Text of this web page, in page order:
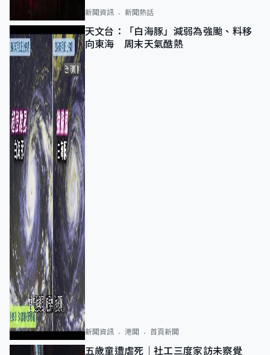
新聞資訊 新聞熱話
天文台：「白海豚」減弱為強颱、料移
向東海 周末天氣酷熱
新聞資訊 港聞 首頁新聞
五歲童遭虐死｜社工三度家訪未察覺